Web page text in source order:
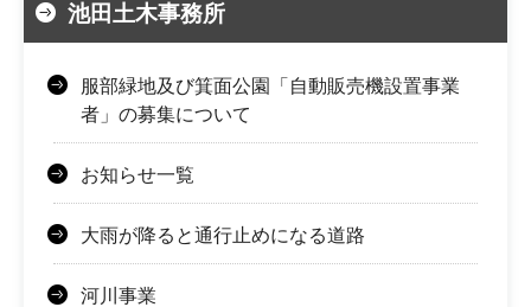
池田土木事務所
服部緑地及び箕面公園「自動販売機設置事業
者」の募集について
お知らせ一覧
大雨が降ると通行止めになる道路
河川事業